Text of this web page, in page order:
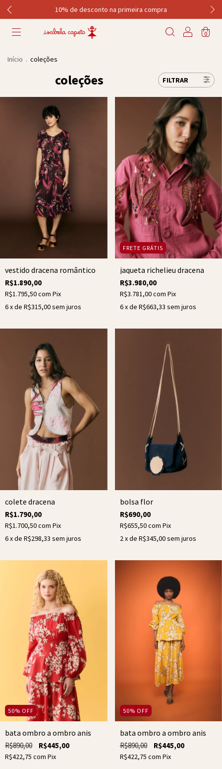
10% de desconto na primeira compra
0
Início . coleções
coleções FILTRAR
vestido dracena romântico
R$1.890,00
R$1.795,50com Pix
6x de R$315,00sem juros
FRETE GRÁTIS
jaqueta richelieu dracena
R$3.980,00
R$3.781,00com Pix
6x de R$663,33 sem juros
colete dracena
R$1.790,00
R$1.700,50com Pix
6x de R$298,33 sem juros
bolsa flor
R$690,00
R$655,50com Pix
2 x de R$345,00sem juros
50% OFF
bata ombro a ombro anis
R$890,00 R$445,00
R$422,75 com Pix
50% OFF
bata ombro a ombro anis
R$890,00 R$445,00
R$422,75 com Pix